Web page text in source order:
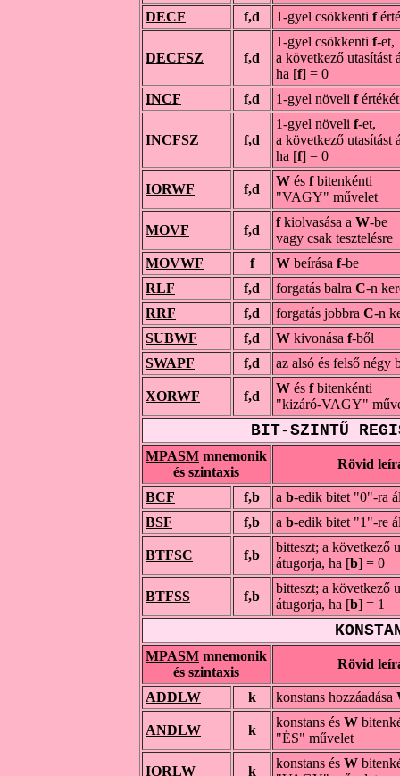
DECF
f,d 1-gyel csökkenti f
DECFSZ f,d
1-gyel csökkenti f-et,
a következő utasítást
ha [f] = 0
INCF
f,d 1-gyel növeli fértékét
INCFSZ f,d
1-gyel növeli f-et,
a következő utasítást
ha [f] = 0
IORWF f,d
W és fbitenkénti
"VAGY" művelet
MOVF f,d
fkiolvasása a W-be
vagy csak tesztelésre
MOVWF
f W beírása f-be
RLF
f,d forgatás balra C-n
RRF
f,d forgatás jobbra C-n
SUBWF
f,d W kivonása f-ből
SWAPF
f,d az alsó és felső négy
XORWF f,d
W és fbitenkénti
"kizáró-VAGY"
BIT-SZINTŰ
MPASM mnemonik
és szintaxis
Rövid
BCF f,b a b-edik bitet "0"-ra
BSF
f,b a b-edik bitet "1"-re
BTFSC f,b
bitteszt; a következő
átugorja, ha [b] = 0
BTFSS f,b
bitteszt; a következő
átugorja, ha [b] = 1
MPASM mnemonik
és szintaxis
Rövid
ADDLW k konstans hozzáadása
ANDLW k
konstans és W
"ÉS" művelet
IORLW k
konstans és W